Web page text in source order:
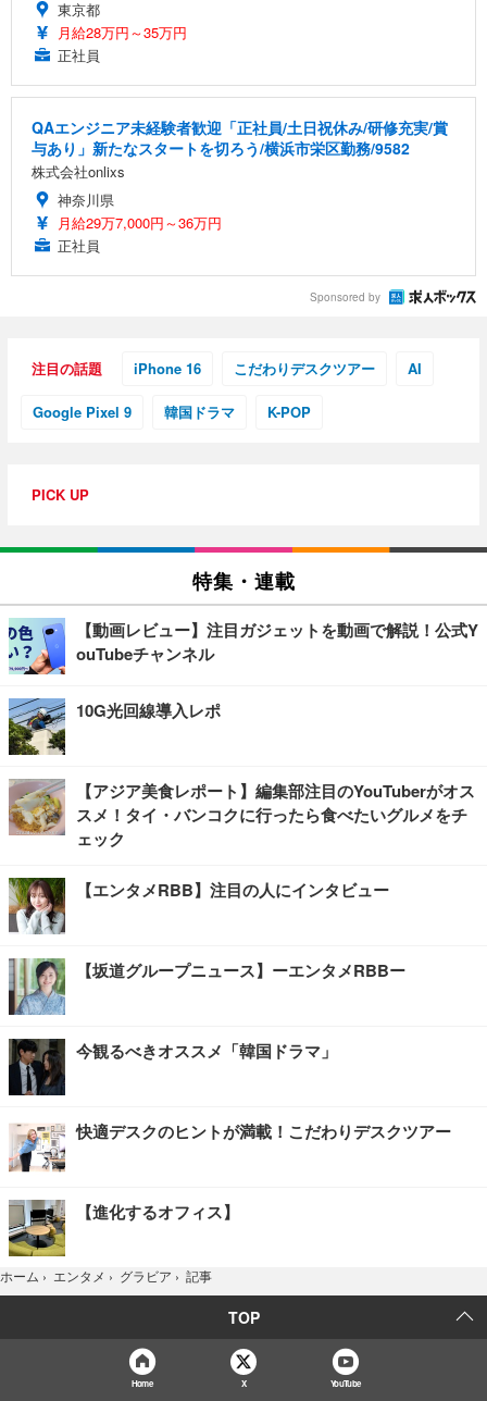
東京都
月給28万円～35万円
正社員
QAエンジニア未経験者歓迎「正社員/土日祝休み/研修充実/賞
与あり」新たなスタートを切ろう/横浜市栄区勤務/9582
株式会社onlixs
神奈川県
月給29万7,000円～36万円
正社員
Sponsored by
注目の話題 iPhone 16 こだわりデスクツアー AI
Google Pixel 9 韓国ドラマ K-POP
PICK UP
特集・連載
【動画レビュー】注目ガジェットを動画で解説！公式Y
ouTubeチャンネル
10G光回線導入レポ
【アジア美食レポート】編集部注目のYouTuberがオス
スメ！タイ・バンコクに行ったら食べたいグルメをチ
ェック
【エンタメRBB】注目の人にインタビュー
【坂道グループニュース】ーエンタメRBBー
今観るべきオススメ「韓国ドラマ」
快適デスクのヒントが満載！こだわりデスクツアー
【進化するオフィス】
ホーム › エンタメ › グラビア › 記事
TOP
Home X YouTube